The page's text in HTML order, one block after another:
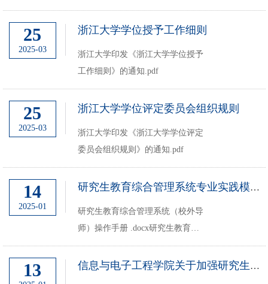
知.pdf
25
2025-03
浙江大学学位授予工作细则
浙江大学印发《浙江大学学位授予
工作细则》的通知.pdf
25
2025-03
浙江大学学位评定委员会组织规则
浙江大学印发《浙江大学学位评定
委员会组织规则》的通知.pdf
14
2025-01
研究生教育综合管理系统专业实践模块操作手册
研究生教育综合管理系统（校外导
师）操作手册 .docx研究生教育综
合管理系统（校内导师）操作手册
.docx研究生教育综合管理系统（学
13 信息与电子工程学院关于加强研究生学位论文过程管理的实施细则